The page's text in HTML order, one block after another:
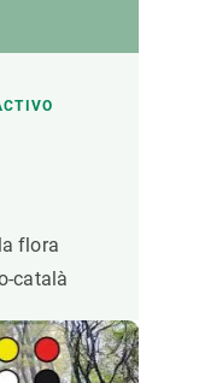
flora
català